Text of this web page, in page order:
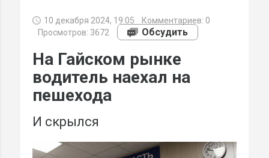
10 декабря 2024, 19:05 Комментариев: 0
Просмотров: 3672
Обсудить
На Гайском рынке
водитель наехал на
пешехода
И скрылся